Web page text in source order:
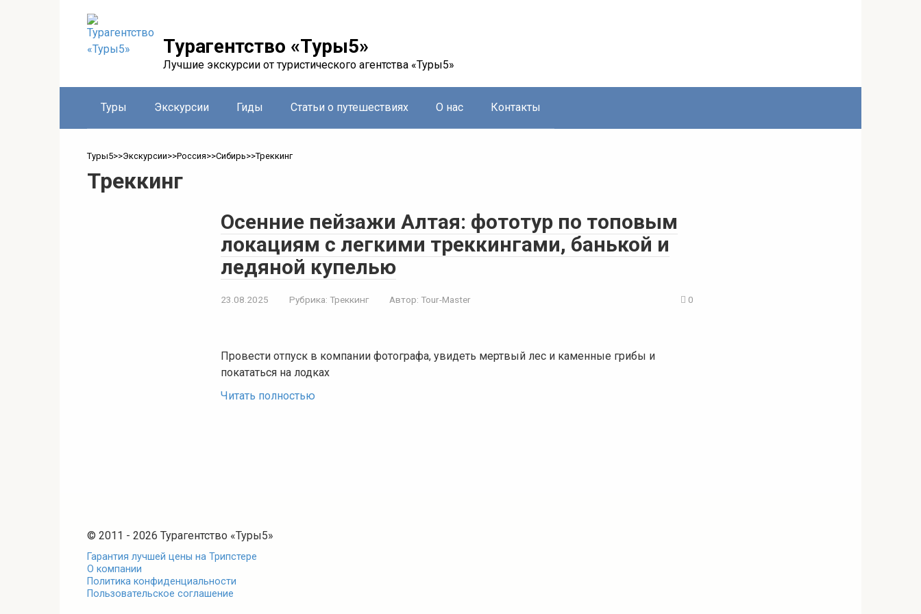
Турагентство «Туры5»
Лучшие экскурсии от туристического агентства «Туры5»
Туры Экскурсии Гиды Статьи о путешествиях О нас Контакты
Туры5>>Экскурсии>>Россия>>Сибирь>>Треккинг
Треккинг
Осенние пейзажи Алтая: фототур по топовым
локациям с легкими треккингами, банькой и
ледяной купелью
23.08.2025 Рубрика: Треккинг Автор: Tour-Master 0
Провести отпуск в компании фотографа, увидеть мертвый лес и каменные грибы и
покататься на лодках
Читать полностью
© 2011 - 2026 Турагентство «Туры5»
Гарантия лучшей цены на Трипстере
О компании
Политика конфиденциальности
Пользовательское соглашение